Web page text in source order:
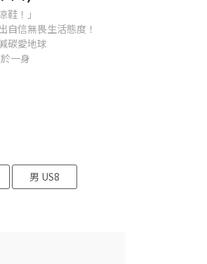
！」
自信無畏生活態度！
碳愛地球
一身
男 US8